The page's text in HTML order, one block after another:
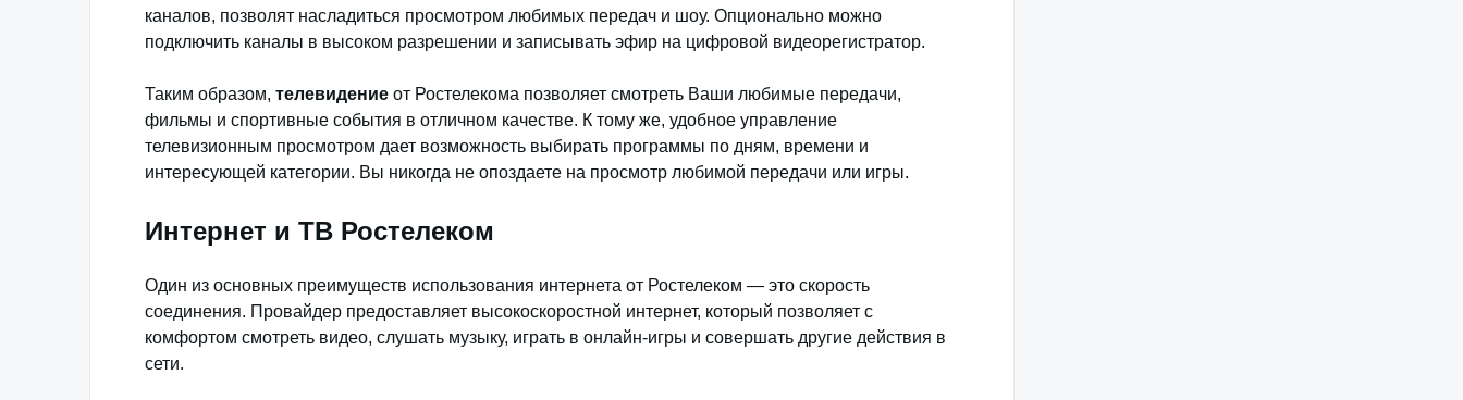
каналов, позволят насладиться просмотром любимых передач и шоу. Опционально можно
подключить каналы в высоком разрешении и записывать эфир на цифровой видеорегистратор.
Таким образом, телевидение от Ростелекома позволяет смотреть Ваши любимые передачи,
фильмы и спортивные события в отличном качестве. К тому же, удобное управление
телевизионным просмотром дает возможность выбирать программы по дням, времени и
интересующей категории. Вы никогда не опоздаете на просмотр любимой передачи или игры.
Интернет и ТВ Ростелеком
Один из основных преимуществ использования интернета от Ростелеком — это скорость
соединения. Провайдер предоставляет высокоскоростной интернет, который позволяет с
комфортом смотреть видео, слушать музыку, играть в онлайн-игры и совершать другие действия в
сети.